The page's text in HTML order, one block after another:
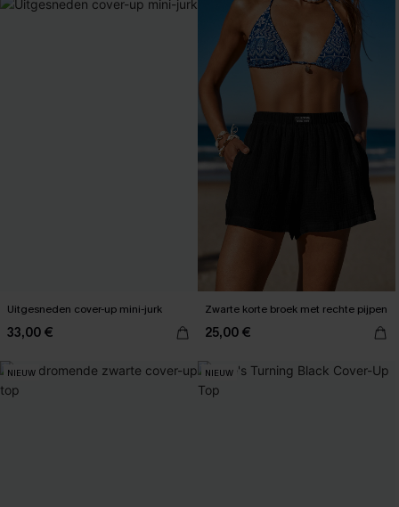
Uitgesneden cover-up mini-jurk
33,00 €
Zwarte korte broek met rechte pijpen
25,00 €
NIEUW NIEUW